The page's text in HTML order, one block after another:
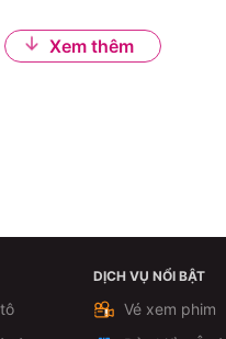
Xem thêm
DỊCH VỤ NỔI BẬT
Vé xem phim